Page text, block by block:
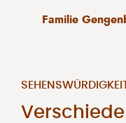
Familie